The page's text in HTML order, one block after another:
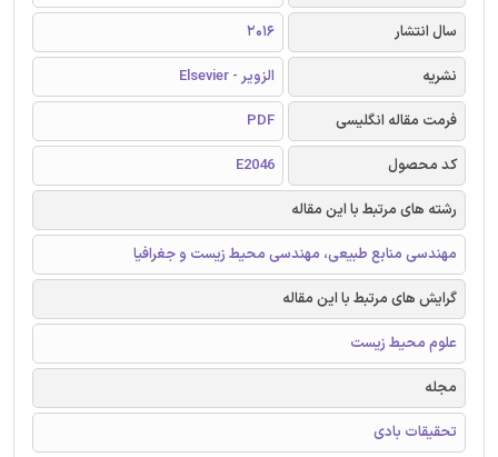
سال انتشار
2016
نشریه
الزویر - Elsevier
فرمت مقاله انگلیسی
PDF
کد محصول
E2046
رشته های مرتبط با این مقاله
مهندسی منابع طبیعی، مهندسی محیط زیست و جغرافیا
گرایش های مرتبط با این مقاله
علوم محیط زیست
مجله
تحقیقات بادی